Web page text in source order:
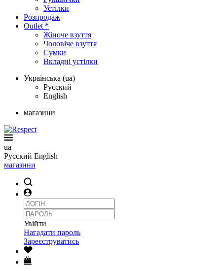
Устілки
Розпродаж
Outlet *
Жіноче взуття
Чоловіче взуття
Сумки
Вкладні устілки
Українська (ua)
Русский
English
магазини
ua
Русский English
магазини
Увійти
Нагадати пароль
Зареєструватись